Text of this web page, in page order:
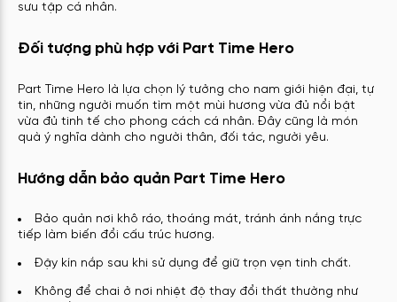
sưu tập cá nhân.
Đối tượng phù hợp với Part Time Hero
Part Time Hero là lựa chọn lý tưởng cho nam giới hiện đại, tự
tin, những người muốn tìm một mùi hương vừa đủ nổi bật
vừa đủ tinh tế cho phong cách cá nhân. Đây cũng là món
quà ý nghĩa dành cho người thân, đối tác, người yêu.
Hướng dẫn bảo quản Part Time Hero
Bảo quản nơi khô ráo, thoáng mát, tránh ánh nắng trực
tiếp làm biến đổi cấu trúc hương.
Đậy kín nắp sau khi sử dụng để giữ trọn vẹn tinh chất.
Không để chai ở nơi nhiệt độ thay đổi thất thường như